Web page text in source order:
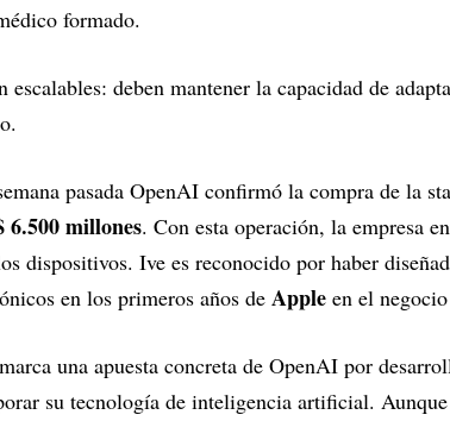
formado.
escalables: deben mantener la capacidad de
pasada OpenAI confirmó la compra de la
6.500 millones. Con esta operación, la empresa
dispositivos. Ive es reconocido por haber
en los primeros años de Apple en el
una apuesta concreta de OpenAI por
su tecnología de inteligencia artificial.